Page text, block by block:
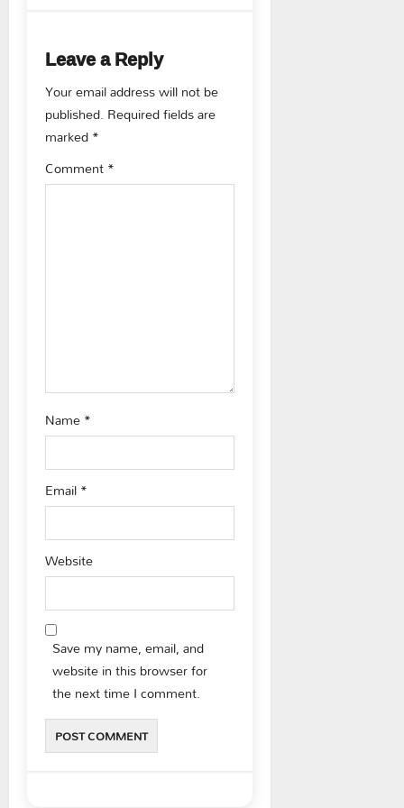
v
i
g
a
Leave a Reply
Your email address will not be
published. Required fields are
marked*
Comment*
Name*
Email*
Website
Save my name, email, and
website in this browser for
the next time I comment.